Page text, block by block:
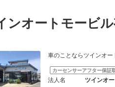
ンオートモービ
車のことならツインオ
カーセンサーアフター保証
法人名
ツインオ